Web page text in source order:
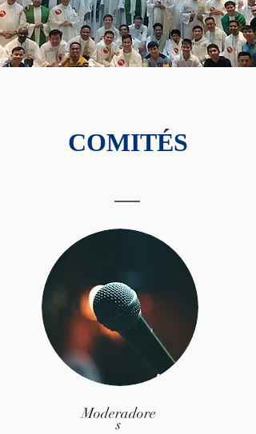
COMITÉS
Moderadore
s